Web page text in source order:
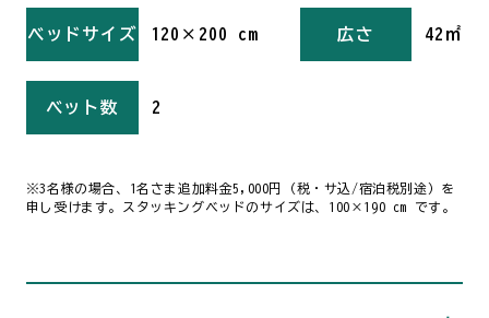
ベッドサイズ 120×200 cm 広さ 42㎡
ベット数 2
※3名様の場合、1名さま追加料金5,000円（税・サ込/宿泊税別途）を
申し受けます。スタッキングベッドのサイズは、100×190 cm です。